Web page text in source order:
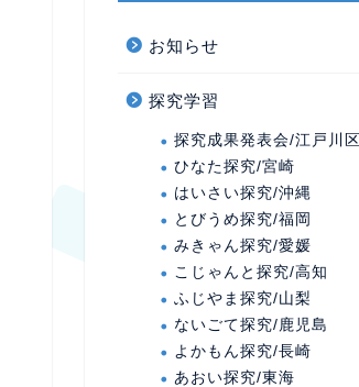
お知らせ
探究学習
探究成果発表会/江戸川区
ひなた探究/宮崎
はいさい探究/沖縄
とびうめ探究/福岡
みきゃん探究/愛媛
こじゃんと探究/高知
ふじやま探究/山梨
ないごて探究/鹿児島
よかもん探究/長崎
あおい探究/東海